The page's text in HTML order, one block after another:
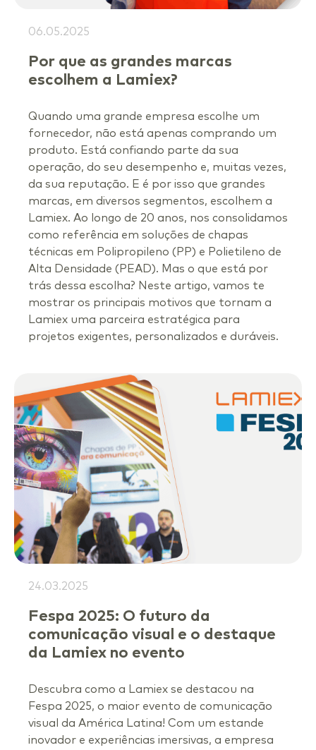
06.05.2025
Por que as grandes marcas
escolhem a Lamiex?
Quando uma grande empresa escolhe um
fornecedor, não está apenas comprando um
produto. Está confiando parte da sua
operação, do seu desempenho e, muitas vezes,
da sua reputação. E é por isso que grandes
marcas, em diversos segmentos, escolhem a
Lamiex. Ao longo de 20 anos, nos consolidamos
como referência em soluções de chapas
técnicas em Polipropileno (PP) e Polietileno de
Alta Densidade (PEAD). Mas o que está por
trás dessa escolha? Neste artigo, vamos te
mostrar os principais motivos que tornam a
Lamiex uma parceira estratégica para
projetos exigentes, personalizados e duráveis.
24.03.2025
Fespa 2025: O futuro da
comunicação visual e o destaque
da Lamiex no evento
Descubra como a Lamiex se destacou na
Fespa 2025, o maior evento de comunicação
visual da América Latina! Com um estande
inovador e experiências imersivas, a empresa